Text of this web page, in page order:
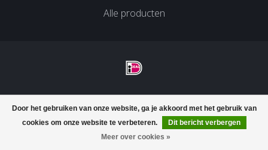
Door het gebruiken van onze website, ga je akkoord met het gebruik van
cookies om onze website te verbeteren.
Dit bericht verbergen
Meer over cookies »
Alle producten
© Copyright 2026 Velco Huissen - Powered byLightspeed-
Dyvelopment